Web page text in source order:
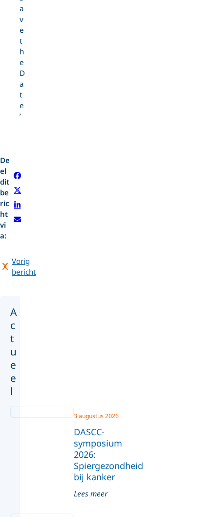
a
v
e
t
h
e
D
a
t
e
’
De
el
dit
be
ric
ht
vi
a:
Vorig
bericht
A
c
t
u
e
e
l
DASCC-
symposium
2026:
Spiergezondheid
bij kanker
3 augustus 2026
Lees meer